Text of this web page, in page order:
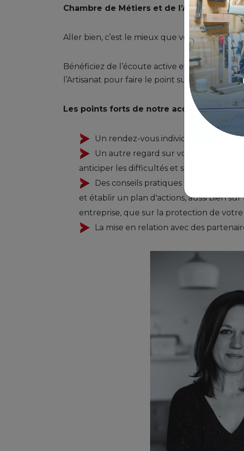
Chambre de Métiers et de l’Artisanat
Aller bien, c’est le mieux que vous puissiez
Bénéficiez de l’écoute active et
l’Artisanat pour faire le point sur votre santé
Les points forts de notre
Un rendez-vous individuel et
Un autre regard sur votre bien-être
anticiper les difficultés et sécuriser votre
Des conseils pratiques pour
et établir un plan d'actions, aussi bien
entreprise, que sur la protection de
La mise en relation avec des